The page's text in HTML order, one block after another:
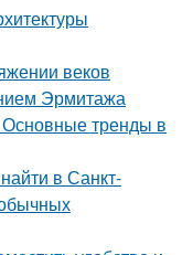
веков
Эрмитажа
тренды в
в Санкт-